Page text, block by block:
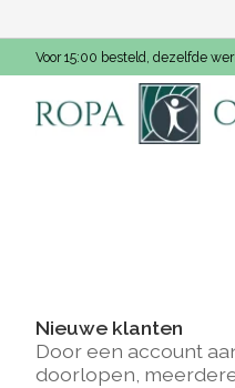
Voor 15:00 besteld, dezelfde
Nieuwe klanten
Door een account
doorlopen,